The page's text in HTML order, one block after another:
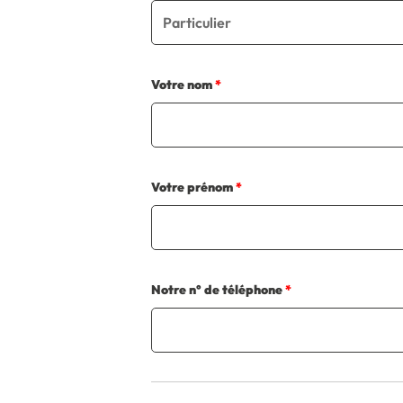
Votre nom*
Votre prénom*
Notre n° de téléphone*